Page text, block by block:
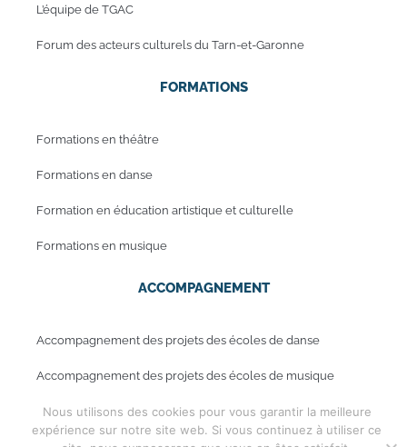
L’équipe de TGAC
Forum des acteurs culturels du Tarn-et-Garonne
FORMATIONS
Formations en théâtre
Formations en danse
Formation en éducation artistique et culturelle
Formations en musique
ACCOMPAGNEMENT
Accompagnement des projets des écoles de danse
Accompagnement des projets des écoles de musique
Mentions légales
Nous utilisons des cookies pour vous garantir la meilleure
expérience sur notre site web. Si vous continuez à utiliser ce